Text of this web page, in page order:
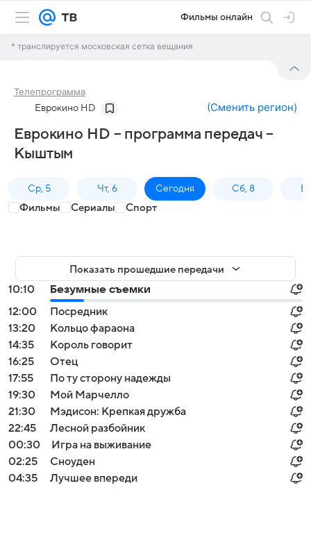
Фильмы онлайн
* транслируется московская сетка вещания
Телепрограмма
Еврокино HD (Сменить регион)
Еврокино HD – программа передач –
Кыштым
Ср, 5 Чт, 6 Сегодня Сб, 8
Фильмы Сериалы Спорт
Показать прошедшие передачи
10:10
Безумные съемки
12:00
Посредник
13:20
Кольцо фараона
14:35
Король говорит
16:25
Отец
17:55
По ту сторону надежды
19:30
Мой Марчелло
21:30
Мэдисон: Крепкая дружба
22:45
Лесной разбойник
00:30
Игра на выживание
02:25
Сноуден
04:35
Лучшее впереди